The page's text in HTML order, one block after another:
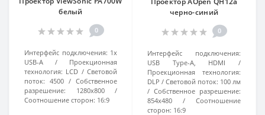
белый
0
Интерфейс подключения: 1x
USB-A
Проекционная
технология: LCD
Световой
поток: 4500
Собственное
разрешение:
1280x800
Соотношение сторон: 16:9
черно-синий
0
Интерфейс подключения:
USB Type-A, HDMI
Проекционная технология:
DLP
Световой поток: 100 лм
Собственное разрешение:
854x480
Соотношение
сторон: 16:9